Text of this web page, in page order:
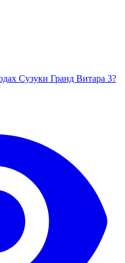
Сузуки Гранд Витара 3?